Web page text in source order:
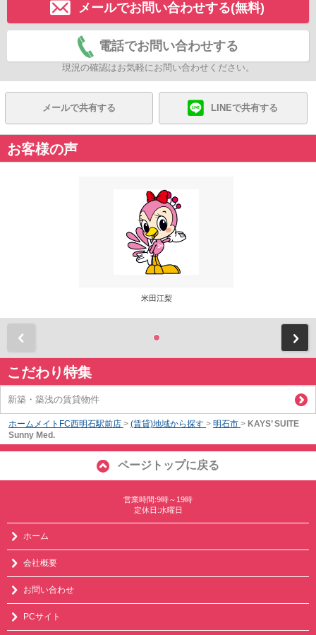
メールでお問い合わせする(無料)
電話でお問い合わせする
現況の確認はお気軽にお問い合わせください。
メールで共有する LINEで共有する
お客様の声
米田江梨
こだわり特集
新築・築浅の賃貸物件
ホームメイトFC西明石駅前店 > (賃貸)地域から探す > 明石市 > KAYS’ SUITE
Sunny Med.
ページトップに戻る
営業時間:9時～19時
定休日:水曜日
ホーム
会社概要
お問い合わせ
PCサイト